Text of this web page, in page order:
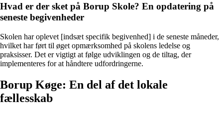
Hvad er der sket på Borup Skole? En opdatering på
seneste begivenheder
Skolen har oplevet [indsæt specifik begivenhed] i de seneste måneder,
hvilket har ført til øget opmærksomhed på skolens ledelse og
praksisser. Det er vigtigt at følge udviklingen og de tiltag, der
implementeres for at håndtere udfordringerne.
Borup Køge: En del af det lokale
fællesskab